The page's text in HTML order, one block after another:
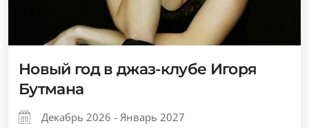
Новый год в джаз-клубе Игоря
Бутмана
Декабрь 2026 - Январь 2027